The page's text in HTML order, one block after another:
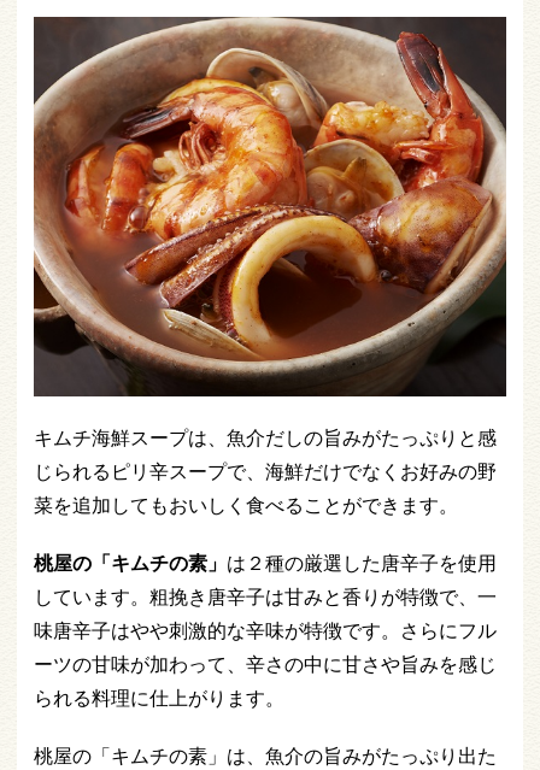
キムチ海鮮スープは、魚介だしの旨みがたっぷりと感
じられるピリ辛スープで、海鮮だけでなくお好みの野
菜を追加してもおいしく食べることができます。
桃屋の「キムチの素」 は２種の厳選した唐辛子を使用
しています。粗挽き唐辛子は甘みと香りが特徴で、一
味唐辛子はやや刺激的な辛味が特徴です。さらにフル
ーツの甘味が加わって、辛さの中に甘さや旨みを感じ
られる料理に仕上がります。
桃屋の「キムチの素」は、魚介の旨みがたっぷり出た